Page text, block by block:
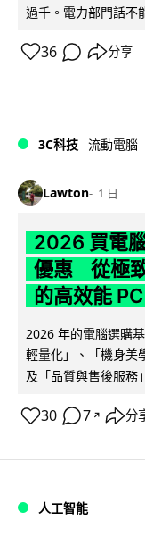
過千。電力部門話不
36 分享
3C科技 流動電腦
Lawton 1 日
2026 買電
優惠 從極
的高效能 PC
2026 年的電腦選購
輕量化」、「機身美
及「品質與售後服務
30 7 ↗ 分
人工智能